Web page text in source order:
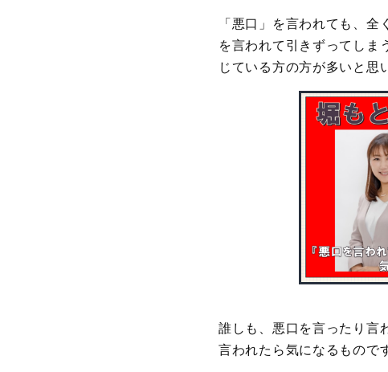
「悪口」を言われても、
を言われて引きずってし
じている方の方が多いと思
誰しも、悪口を言ったり言
言われたら気になるもので